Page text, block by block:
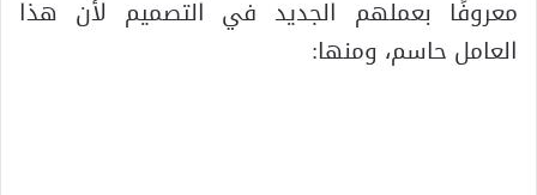
معروفًا بعملهم الجديد في التصميم لأن هذا
العامل حاسم، ومنها: